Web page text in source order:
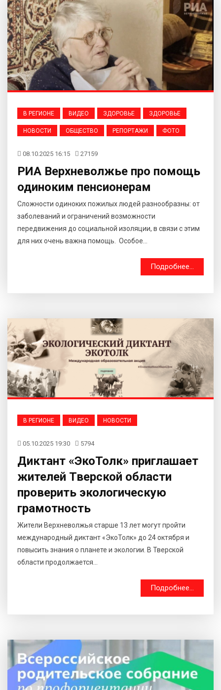
В РЕГИОНЕ ВИДЕО ЗДОРОВЬЕ ЗДОРОВЬЕ
НОВОСТИ ОБЩЕСТВО РЕПОРТАЖИ ФОТО
08.10.2025 16:15 27159
РИА Верхневолжье про помощь
одиноким пенсионерам
Сложности одиноких пожилых людей разнообразны: от
заболеваний и ограничений возможности
передвижения до социальной изоляции, в связи с этим
для них очень важна помощь. Особое...
Подробнее...
В РЕГИОНЕ ВИДЕО НОВОСТИ
05.10.2025 19:30 5794
Диктант «ЭкоТолк» приглашает
жителей Тверской области
проверить экологическую
грамотность
Жители Верхневолжья старше 13 лет могут пройти
международный диктант «ЭкоТолк» до 24 октября и
повысить знания о планете и экологии. В Тверской
области продолжается...
Подробнее...